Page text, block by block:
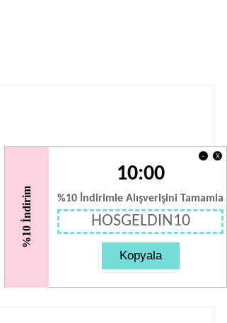
%10 İndirim
10:00
%10 İndirimle Alışverişini Tamamla
HOSGELDIN10
Kopyala
X
-